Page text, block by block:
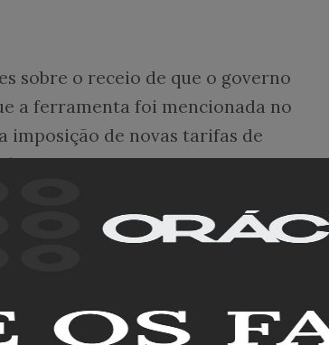
sobre o receio de que o governo
a ferramenta foi mencionada no
imposição de novas tarifas de
.
Outros 37% não enxergam
permitir que serviços